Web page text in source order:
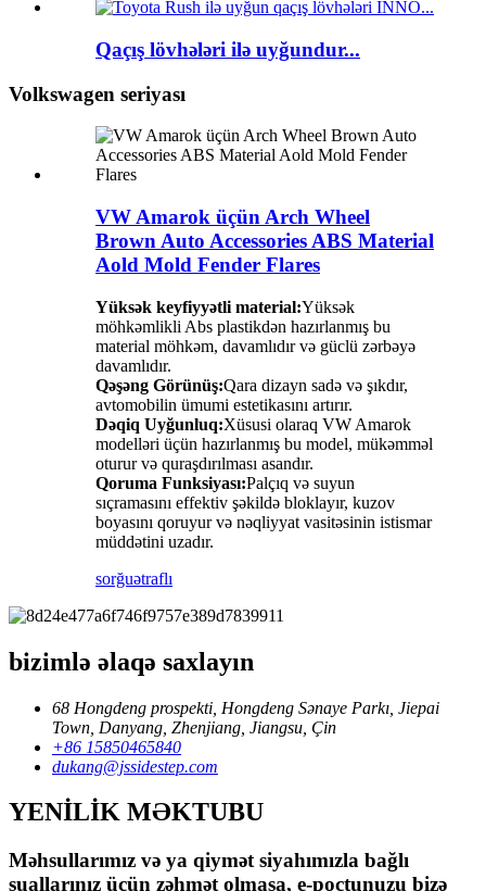
Qaçış lövhələri ilə uyğundur...
Volkswagen seriyası
VW Amarok üçün Arch Wheel
Brown Auto Accessories ABS Material
Aold Mold Fender Flares
Yüksək keyfiyyətli material:Yüksək
möhkəmlikli Abs plastikdən hazırlanmış bu
material möhkəm, davamlıdır və güclü zərbəyə
davamlıdır.
Qəşəng Görünüş:Qara dizayn sadə və şıkdır,
avtomobilin ümumi estetikasını artırır.
Dəqiq Uyğunluq:Xüsusi olaraq VW Amarok
modelləri üçün hazırlanmış bu model, mükəmməl
oturur və quraşdırılması asandır.
Qoruma Funksiyası:Palçıq və suyun
sıçramasını effektiv şəkildə bloklayır, kuzov
boyasını qoruyur və nəqliyyat vasitəsinin istismar
müddətini uzadır.
sorğuətraflı
bizimlə əlaqə saxlayın
68 Hongdeng prospekti, Hongdeng Sənaye Parkı, Jiepai
Town, Danyang, Zhenjiang, Jiangsu, Çin
+86 15850465840
dukang@jssidestep.com
YENİLİK MƏKTUBU
Məhsullarımız və ya qiymət siyahımızla bağlı
suallarınız üçün zəhmət olmasa, e-poçtunuzu bizə